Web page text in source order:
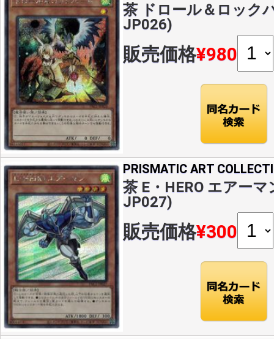
茶 ドロール＆ロック
JP026)
販売価格¥980
PRISMATIC ART
茶 E・HERO エアーマ
JP027)
販売価格¥300